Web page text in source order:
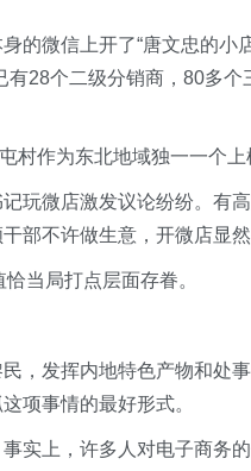
的微信上开了“唐文忠的小
有28个二级分销商，80多
村作为东北地域独一一个
玩微店激发议论纷纷。有
部不许做生意，开微店显
当局打点层面存眷。
，发挥内地特色产物和处
项事情的最好形式。
实上，许多人对电子商务